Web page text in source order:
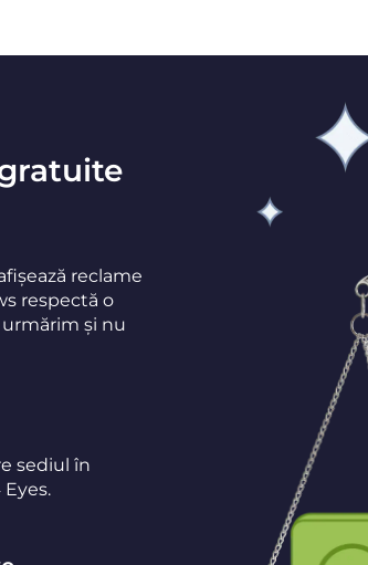
reclame
respectă o
și nu
sediul în